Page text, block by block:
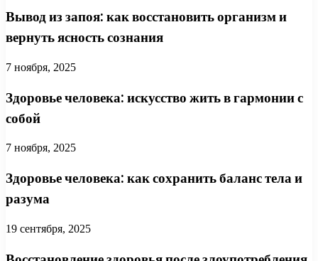
Вывод из запоя: как восстановить организм и
вернуть ясность сознания
7 ноября, 2025
Здоровье человека: искусство жить в гармонии с
собой
7 ноября, 2025
Здоровье человека: как сохранить баланс тела и
разума
19 сентября, 2025